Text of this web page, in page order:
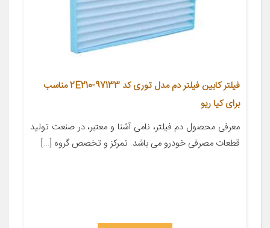
فیلتر کابین فیلتر دم مدل توری کد 97133-2E210 مناسب
برای کیا ریو
معرفی محصول دم فیلتر، نامی آشنا و معتبر، در صنعت تولید
قطعات مصرفی خودرو می باشد. تمرکز و تخصص گروه […]